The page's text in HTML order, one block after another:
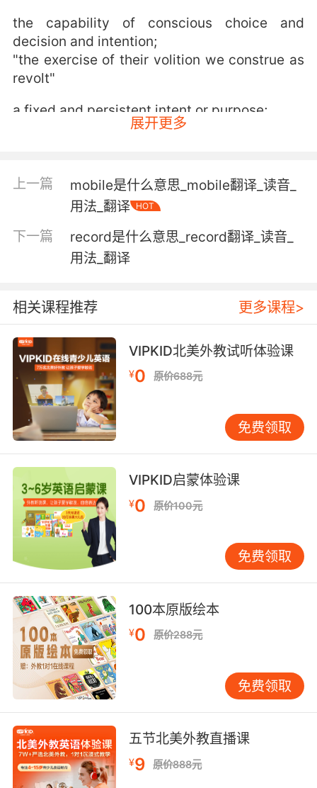
the capability of conscious choice and
decision and intention;
"the exercise of their volition we construe as
revolt"
a fixed and persistent intent or purpose;
"where there's a will there's a way"
regarding the disposal of their property when
Verb:
decree or ordain;
determine by choice;
"This action was willed and intended"
leave or give by will after one's death;
"My aunt bequeathed me all her jewelry"
"My grandfather left me his entire estate"
【will相关词】
1926，英国犹太人小说家，剧作家）;
freewill adj. 自愿的;自由意志的;任意的;
goodwill n. 友好，亲善;好感，青睐;（企业的）
信誉，声誉;商誉;
swill vt.& vi. 冲洗;猛喝;大口喝;（使）液体流动;
n. 泔脚饲料;猪食;<非正>（谈话或写作中的）无
twill n. 斜纹织物; vt. 把…织成斜纹; adj. 斜纹织
物的;
whippoorwill n. 北美夜鹰;
willed adj. 有某种意志的;
willemite n. 硅锌矿;
willet n. 白羽鹬;
willies n. 使某人害怕和不安;鸡巴，阳物( willy的
名词复数 );
willing adj. 乐意的，愿意的;自愿的，心甘情愿
的; v. will的现在分词;决心;用意志力驱使;
展开更多
上一篇
mobile是什么意思_mobile翻译_读音_
用法_翻译
HOT
下一篇
record是什么意思_record翻译_读音_
用法_翻译
相关课程推荐 更多课程>
VIPKID北美外教试听体验课
¥0 原价688元
免费领取
VIPKID启蒙体验课
¥0 原价100元
免费领取
100本原版绘本
¥0 原价288元
免费领取
五节北美外教直播课
¥9 原价888元